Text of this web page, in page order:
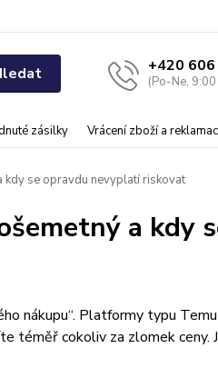
zásilky Vrácení zboží a
+420
(Po-Ne,
kdy se opravdu nevyplatí riskovat
a kdy
nákupu“. Platformy typu
téměř cokoliv za zlomek